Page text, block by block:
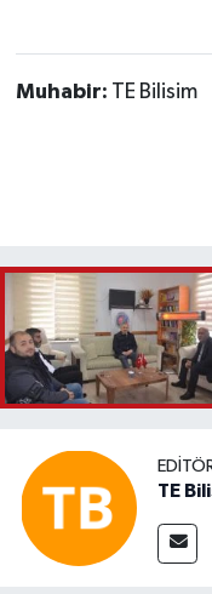
Muhabir: TE Bilisim
TE